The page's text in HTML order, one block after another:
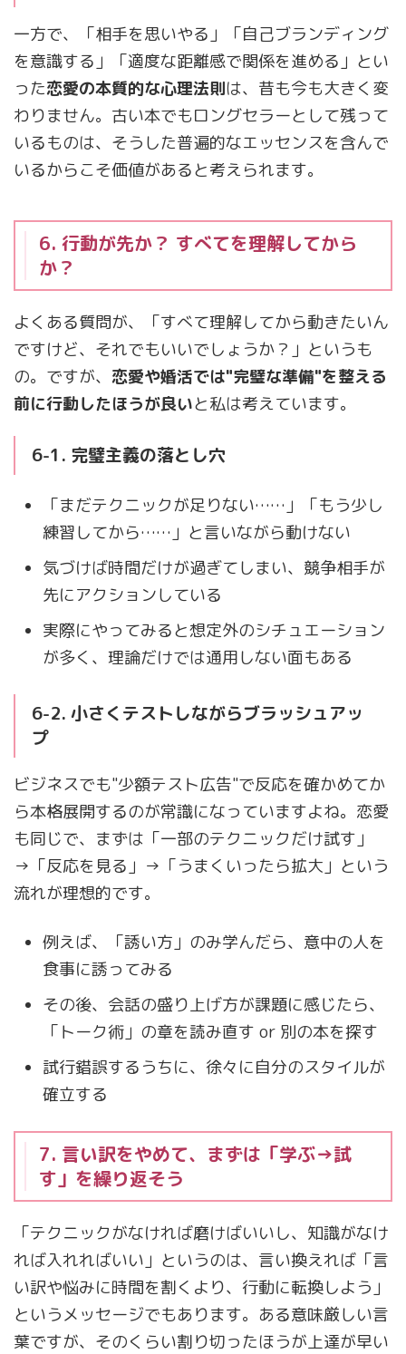
一方で、「相手を思いやる」「自己ブランディング
を意識する」「適度な距離感で関係を進める」とい
った恋愛の本質的な心理法則は、昔も今も大きく変
わりません。古い本でもロングセラーとして残って
いるものは、そうした普遍的なエッセンスを含んで
いるからこそ価値があると考えられます。
6. 行動が先か？ すべてを理解してから
か？
よくある質問が、「すべて理解してから動きたいん
ですけど、それでもいいでしょうか？」というも
の。ですが、 恋愛や婚活では"完璧な準備"を整える
前に行動したほうが良いと私は考えています。
6-1. 完璧主義の落とし穴
「まだテクニックが足りない……」「もう少し
練習してから……」と言いながら動けない
気づけば時間だけが過ぎてしまい、競争相手が
先にアクションしている
実際にやってみると想定外のシチュエーション
が多く、理論だけでは通用しない面もある
6-2. 小さくテストしながらブラッシュアッ
プ
ビジネスでも"少額テスト広告"で反応を確かめてか
ら本格展開するのが常識になっていますよね。恋愛
も同じで、まずは「一部のテクニックだけ試す」
→「反応を見る」→「うまくいったら拡大」という
流れが理想的です。
例えば、「誘い方」のみ学んだら、意中の人を
食事に誘ってみる
その後、会話の盛り上げ方が課題に感じたら、
「トーク術」の章を読み直す or 別の本を探す
試行錯誤するうちに、徐々に自分のスタイルが
確立する
7. 言い訳をやめて、まずは「学ぶ→試
す」を繰り返そう
「テクニックがなければ磨けばいいし、知識がなけ
れば入れればいい」というのは、言い換えれば「言
い訳や悩みに時間を割くより、行動に転換しよう」
というメッセージでもあります。ある意味厳しい言
葉ですが、そのくらい割り切ったほうが上達が早い